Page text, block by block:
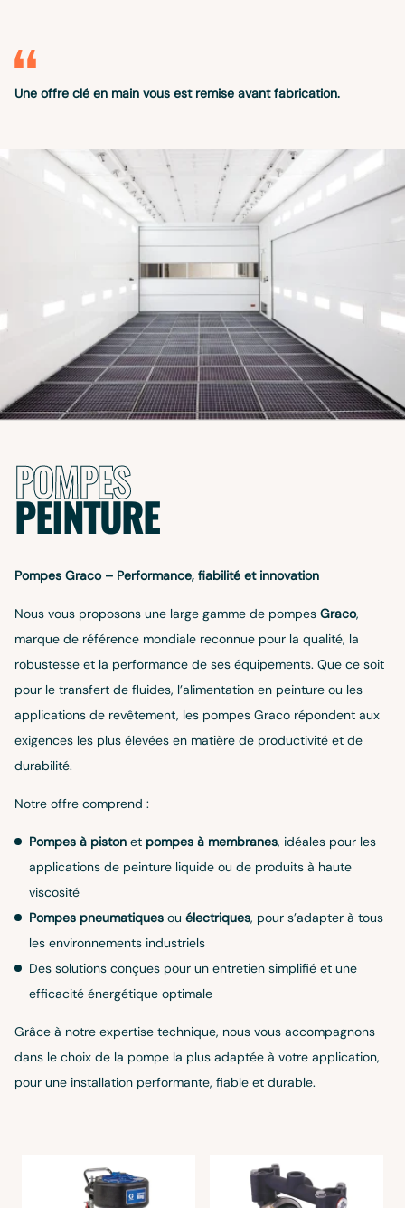
Une offre clé en main vous est remise avant fabrication.
POMPES
PEINTURE
Pompes Graco – Performance, fiabilité et innovation
Nous vous proposons une large gamme de pompes Graco,
marque de référence mondiale reconnue pour la qualité, la
robustesse et la performance de ses équipements. Que ce soit
pour le transfert de fluides, l’alimentation en peinture ou les
applications de revêtement, les pompes Graco répondent aux
exigences les plus élevées en matière de productivité et de
durabilité.
Notre offre comprend :
Pompes à piston et pompes à membranes, idéales pour les
applications de peinture liquide ou de produits à haute
viscosité
Pompes pneumatiques ou électriques, pour s’adapter à tous
les environnements industriels
Des solutions conçues pour un entretien simplifié et une
efficacité énergétique optimale
Grâce à notre expertise technique, nous vous accompagnons
dans le choix de la pompe la plus adaptée à votre application,
pour une installation performante, fiable et durable.